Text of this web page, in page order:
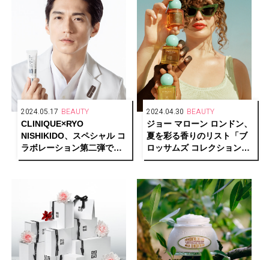
2024.05.17 BEAUTY
CLINIQUE×RYO
NISHIKIDO、スペシャル コ
ラボレーション第二弾で新
たなカード3種・デザインス
2024.04.30 BEAUTY
ジョー マローン ロンドン、
夏を彩る香りのリスト「ブ
ロッサムズ コレクション」
限定登場